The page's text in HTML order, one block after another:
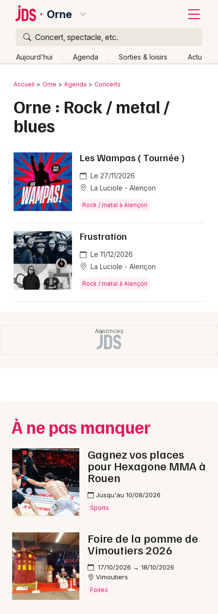
Orne
Concert, spectacle, etc.
Aujourd'hui Agenda Sorties & loisirs Actu
Publier un événement
Activité & Expérience
Manifestations
Spectacles
Concerts
Sports
Rock / metal en Normandie
Newsletter des sorties
Artistes en tournée
Actus dans l' Orne
Magazine dans l' Orne
Bordeaux
Colmar
Lyon
Marseille
Mulhouse
Montpellier
Nantes
Nice
Paris
Strasbourg
Retour
Accueil Orne Agenda Concerts
Orne : Rock / metal /
blues
Les Wampas ( Tournée )
Le 27/11/2026
La Luciole - Alençon
Rock / metal à Alençon
Frustration
Le 11/12/2026
La Luciole - Alençon
Rock / metal à Alençon
À ne pas manquer
Gagnez vos places
pour Hexagone MMA à
Rouen
Jusqu'au 10/08/2026
Sports
Foire de la pomme de
Vimoutiers 2026
17/10/2026 → 18/10/2026
Vimoutiers
Foires
Quoi ?
Où ?
Changer de lieu
Quand ?